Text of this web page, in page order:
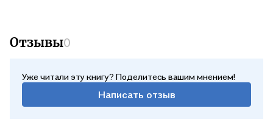
Отзывы0
Уже читали эту книгу? Поделитесь вашим мнением!
Написать отзыв